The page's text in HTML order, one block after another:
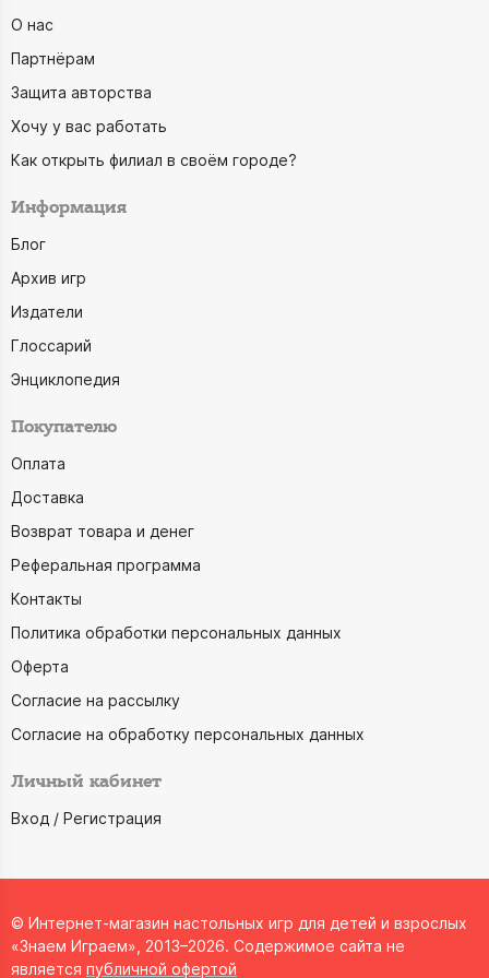
О нас
Партнёрам
Защита авторства
Хочу у вас работать
Как открыть филиал в своём городе?
Информация
Блог
Архив игр
Издатели
Глоссарий
Энциклопедия
Покупателю
Оплата
Доставка
Возврат товара и денег
Реферальная программа
Контакты
Политика обработки персональных данных
Оферта
Согласие на рассылку
Согласие на обработку персональных данных
Личный кабинет
Вход / Регистрация
© Интернет-магазин настольных игр для детей и взрослых
«Знаем Играем», 2013–2026. Содержимое сайта не
является публичной офертой